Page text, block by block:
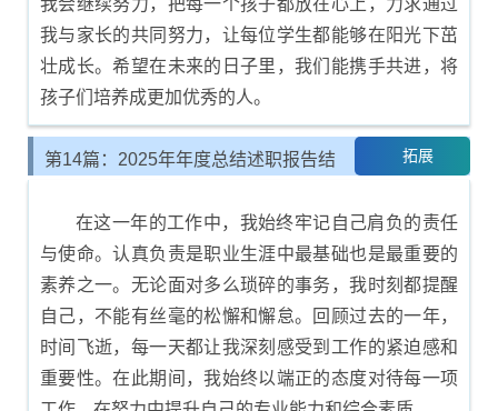
我会继续努力，把每一个孩子都放在心上，力求通过
我与家长的共同努力，让每位学生都能够在阳光下茁
壮成长。希望在未来的日子里，我们能携手共进，将
孩子们培养成更加优秀的人。
第14篇：2025年年度总结述职报告结 拓展
在这一年的工作中，我始终牢记自己肩负的责任
与使命。认真负责是职业生涯中最基础也是最重要的
素养之一。无论面对多么琐碎的事务，我时刻都提醒
自己，不能有丝毫的松懈和懈怠。回顾过去的一年，
时间飞逝，每一天都让我深刻感受到工作的紧迫感和
重要性。在此期间，我始终以端正的态度对待每一项